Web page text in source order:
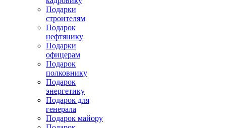
Подарки
строителям
Подарок
нефтянику
Подарки
офицерам
Подарок
полковнику
Подарок
энергетику
Подарок для
генерала
Подарок майору